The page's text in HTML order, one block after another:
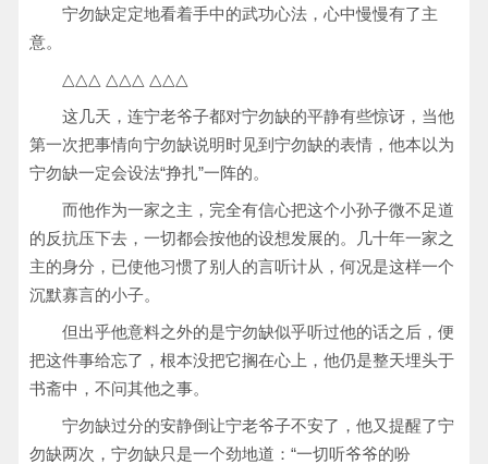
宁勿缺定定地看着手中的武功心法，心中慢慢有了主
意。
△△△ △△△ △△△
这几天，连宁老爷子都对宁勿缺的平静有些惊讶，当他
第一次把事情向宁勿缺说明时见到宁勿缺的表情，他本以为
宁勿缺一定会设法“挣扎”一阵的。
而他作为一家之主，完全有信心把这个小孙子微不足道
的反抗压下去，一切都会按他的设想发展的。几十年一家之
主的身分，已使他习惯了别人的言听计从，何况是这样一个
沉默寡言的小子。
但出乎他意料之外的是宁勿缺似乎听过他的话之后，便
把这件事给忘了，根本没把它搁在心上，他仍是整天埋头于
书斋中，不问其他之事。
宁勿缺过分的安静倒让宁老爷子不安了，他又提醒了宁
勿缺两次，宁勿缺只是一个劲地道：“一切听爷爷的吩